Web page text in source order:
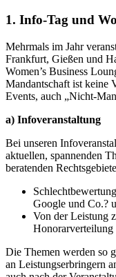
1. Info-Tag und
Mehrmals im Jahr
Frankfurt, Gießen und
Women’s Business
Mandantschaft ist keine
Events, auch „Nicht-
a) Infoveranstaltung
Bei unseren
aktuellen, spannenden
beratenden
Google und Co.?
Von der Leistung
Honorarverteilung
Die Themen werden so
an Leistungserbringern